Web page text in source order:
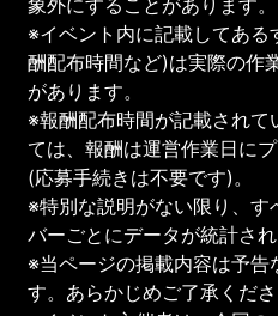
※イベント内に記載してある
酬配布時間など)は実際の作
があります。
※報酬配布時間が記載されて
ては、報酬は運営作業日に
(応募手続きは不要です)。
※特別な説明がない限り、す
バーごとにデータが統計さ
※当ページの掲載内容は予告
す。あらかじめご了承くださ